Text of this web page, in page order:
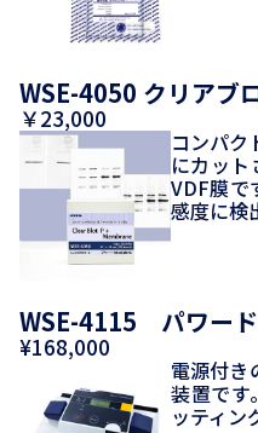
WSE-4050 クリアブ
￥23,000
コンパク
にカッ
VDF膜で
感度に検
WSE-4115 パワー
¥168,000
電源付き
装置です
ッティン